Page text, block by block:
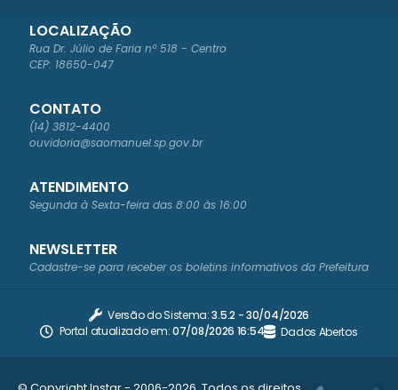
LOCALIZAÇÃO
Rua Dr. Júlio de Faria nº 518 - Centro
CEP: 18650-047
CONTATO
(14) 3812-4400
ouvidoria@saomanuel.sp.gov.br
ATENDIMENTO
Segunda à Sexta-feira das 8:00 às 16:00
NEWSLETTER
Cadastre-se para receber os boletins informativos da Prefeitura
Versão do Sistema:3.5.2 - 30/04/2026
Portal atualizado em:07/08/2026 16:54 Dados Abertos